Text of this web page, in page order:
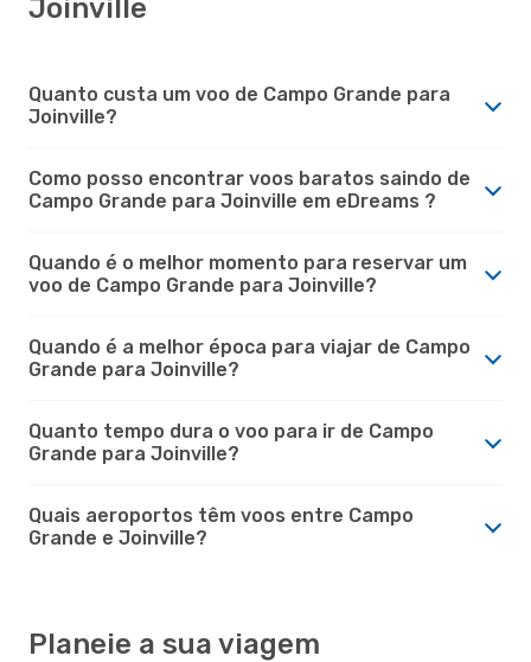
Joinville
Quanto custa um voo de Campo Grande para
Joinville?
Como posso encontrar voos baratos saindo de
Campo Grande para Joinville em eDreams ?
Quando é o melhor momento para reservar um
voo de Campo Grande para Joinville?
Quando é a melhor época para viajar de Campo
Grande para Joinville?
Quanto tempo dura o voo para ir de Campo
Grande para Joinville?
Quais aeroportos têm voos entre Campo
Grande e Joinville?
Planeie a sua viagem